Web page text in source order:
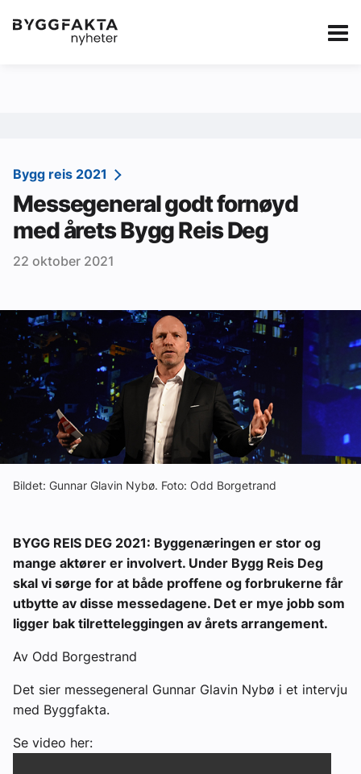
Kategorier Jobbmarkedet Annonsere i
Redaksjonen
Om Byggfakta
Annonsere
Tips oss
Ledige stillinger
eBlad
Aktivitetskalender
Nyheter
Aktuelle prosjekter
Bygg reis 2021
Messegeneral godt fornøyd
med årets Bygg Reis Deg
22 oktober 2021
Bildet: Gunnar Glavin Nybø. Foto: Odd Borgetrand
BYGG REIS DEG 2021: Byggenæringen er stor og
mange aktører er involvert. Under Bygg Reis Deg
skal vi sørge for at både proffene og forbrukerne får
utbytte av disse messedagene. Det er mye jobb som
ligger bak tilretteleggingen av årets arrangement.
Av Odd Borgestrand
Det sier messegeneral Gunnar Glavin Nybø i et intervju
med Byggfakta.
Se video her: